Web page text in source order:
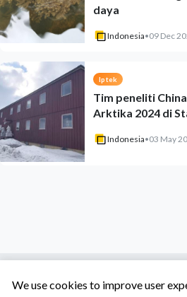
daya
Indonesia•09 Dec
Iptek
Tim peneliti
Arktika 2024 di
Indonesia•03 May
We use cookies to improve user